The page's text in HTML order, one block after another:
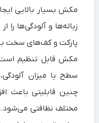
مکش بسیار بالایی ایجاد
زباله‌ها و آلودگی‌ها را از
پارکت و کف‌های سخت
مکش قابل تنظیم است و
سطح یا میزان آلودگی،
چنین قابلیتی باعث
مختلف نظافتی می‌شود. از